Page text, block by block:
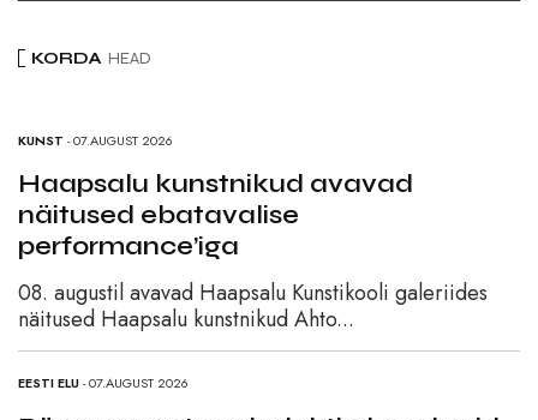
KORDA HEAD
KUNST- 07.AUGUST 2026
Haapsalu kunstnikud avavad
näitused ebatavalise
performance’iga
08. augustil avavad Haapsalu Kunstikooli galeriides
näitused Haapsalu kunstnikud Ahto...
EESTI ELU- 07.AUGUST 2026